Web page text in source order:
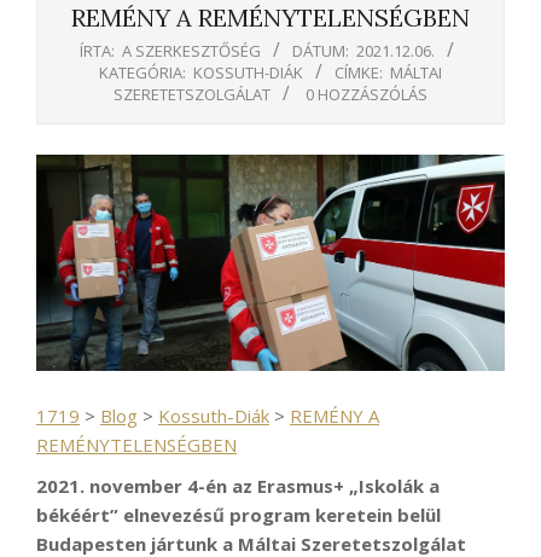
REMÉNY A REMÉNYTELENSÉGBEN
ÍRTA: A SZERKESZTŐSÉG DÁTUM: 2021.12.06.
KATEGÓRIA: KOSSUTH-DIÁK CÍMKE: MÁLTAI
SZERETETSZOLGÁLAT
0 HOZZÁSZÓLÁS
1719 > Blog > Kossuth-Diák > REMÉNY A
REMÉNYTELENSÉGBEN
2021. november 4-én az Erasmus+ „Iskolák a
békéért” elnevezésű program keretein belül
Budapesten jártunk a Máltai Szeretetszolgálat